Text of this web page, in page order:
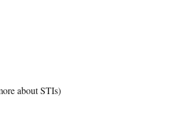
about STIs)